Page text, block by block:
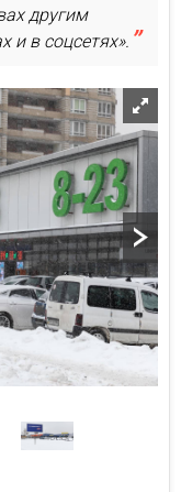
другим
и в соцсетях».